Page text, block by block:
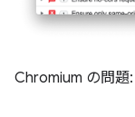
Chromium の問題: